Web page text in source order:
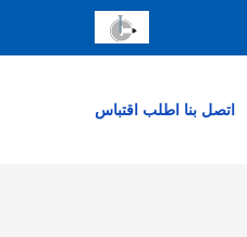
اتصل بنا اطلب اقتباس